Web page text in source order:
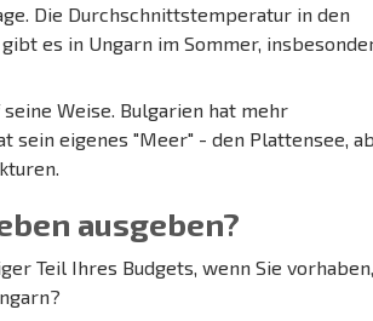
Die Durchschnittstemperatur in den
es in Ungarn im Sommer,
Weise. Bulgarien hat mehr
sein eigenes "Meer" - den Plattensee,
ausgeben?
Teil Ihres Budgets, wenn Sie